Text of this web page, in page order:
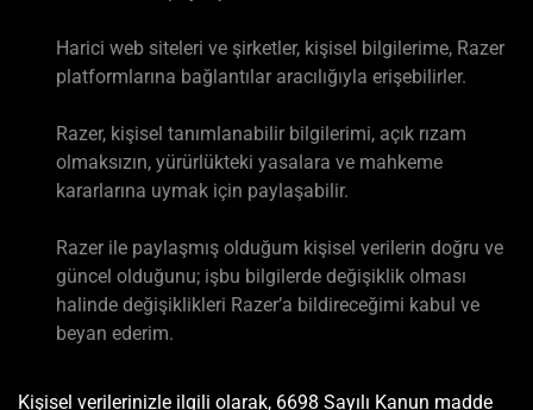
Harici web siteleri ve şirketler, kişisel bilgilerime, Razer
platformlarına bağlantılar aracılığıyla erişebilirler.
Razer, kişisel tanımlanabilir bilgilerimi, açık rızam
olmaksızın, yürürlükteki yasalara ve mahkeme
kararlarına uymak için paylaşabilir.
Razer ile paylaşmış olduğum kişisel verilerin doğru ve
güncel olduğunu; işbu bilgilerde değişiklik olması
halinde değişiklikleri Razer’a bildireceğimi kabul ve
beyan ederim.
Kişisel verilerinizle ilgili olarak, 6698 Sayılı Kanun madde